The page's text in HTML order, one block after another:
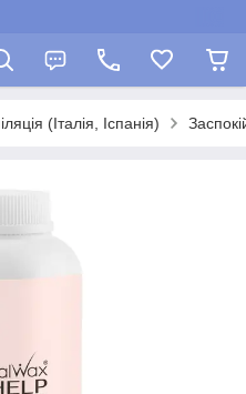
(Італія, Іспанія)